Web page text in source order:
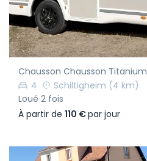
Chausson Chausson Titanium
4
Schiltigheim (4 km)
Loué 2 fois
À partir de 110 €par jour